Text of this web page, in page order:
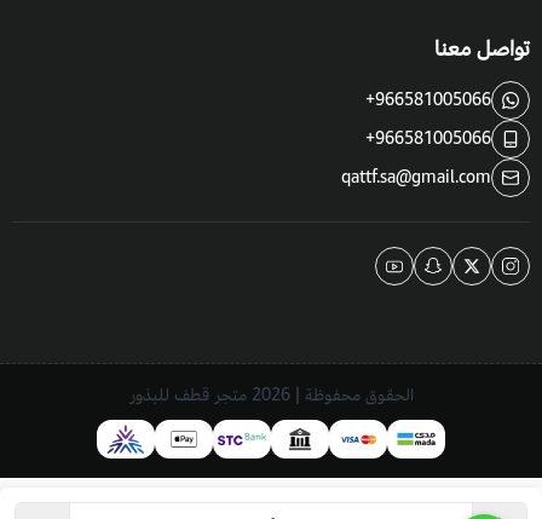
تواصل معنا
+966581005066
+966581005066
qattf.sa@gmail.com
الحقوق محفوظة | 2026 متجر قطف للبذور